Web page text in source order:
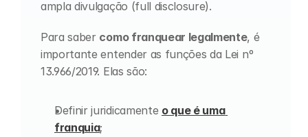
ampla divulgação (full disclosure).
Para saber como franquear legalmente, é
importante entender as funções da Lei nº
13.966/2019. Elas são:
Definir juridicamente o que é uma
franquia;